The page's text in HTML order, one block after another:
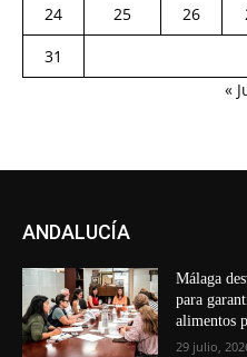
24
25 26
31
«
ANDALUCÍA
Málaga
para
alimentos
29 julio,